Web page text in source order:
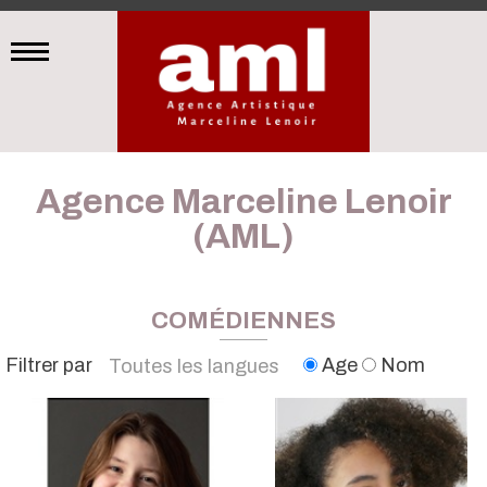
Agence Marceline Lenoir
(AML)
COMÉDIENNES
Filtrer par
Toutes les langues
Français
Anglais
Espagnol
Italien
Age Nom